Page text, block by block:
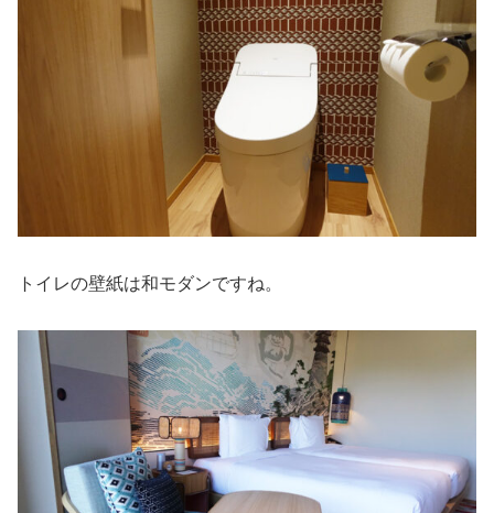
トイレの壁紙は和モダンですね。